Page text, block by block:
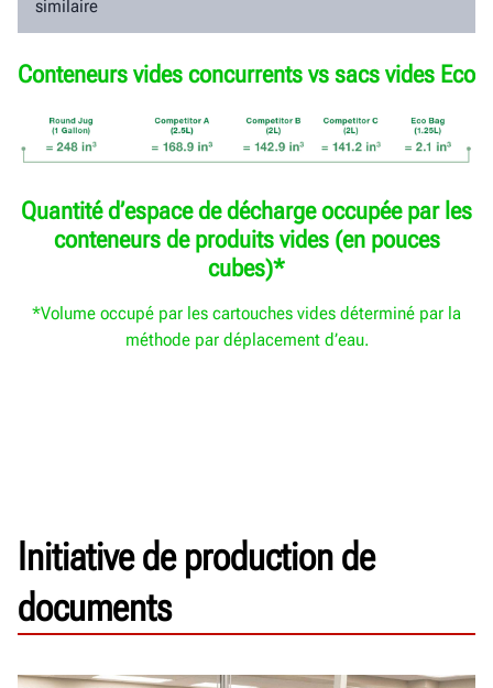
similaire
Conteneurs vides concurrents vs sacs vides Eco
Quantité d’espace de décharge occupée par les
conteneurs de produits vides (en pouces
cubes)*
*Volume occupé par les cartouches vides déterminé par la
méthode par déplacement d’eau.
Initiative de production de
documents